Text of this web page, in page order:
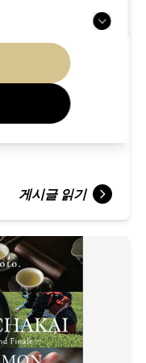
게시글 읽기